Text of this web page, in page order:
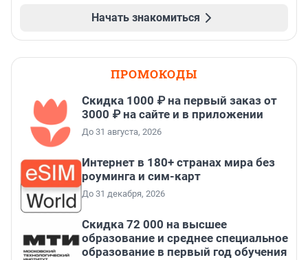
Начать знакомиться
ПРОМОКОДЫ
Скидка 1000 ₽ на первый заказ от
3000 ₽ на сайте и в приложении
До 31 августа, 2026
Интернет в 180+ странах мира без
роуминга и сим-карт
До 31 декабря, 2026
Скидка 72 000 на высшее
образование и среднее специальное
образование в первый год обучения